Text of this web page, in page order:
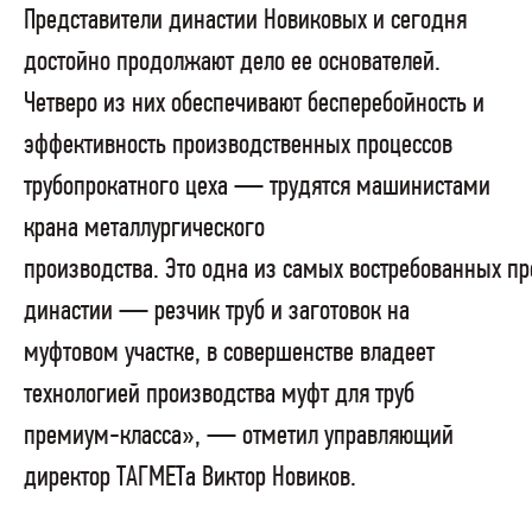
Представители династии Новиковых и сегодня
достойно продолжают дело ее основателей.
Четверо из них обеспечивают бесперебойность и
эффективность производственных процессов
трубопрокатного цеха — трудятся машинистами
крана металлургического
производства. Это одна из самых востребованных
династии — резчик труб и заготовок на
муфтовом участке, в совершенстве владеет
технологией производства муфт для труб
премиум-класса», — отметил управляющий
директор ТАГМЕТа Виктор Новиков.